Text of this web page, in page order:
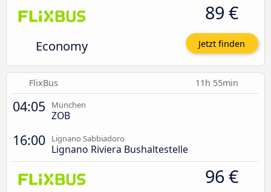
Economy
89 €
Jetzt finden
FlixBus 11h 55min
04:05 München
ZOB
16:00 Lignano Sabbiadoro
Lignano Riviera Bushaltestelle
96 €